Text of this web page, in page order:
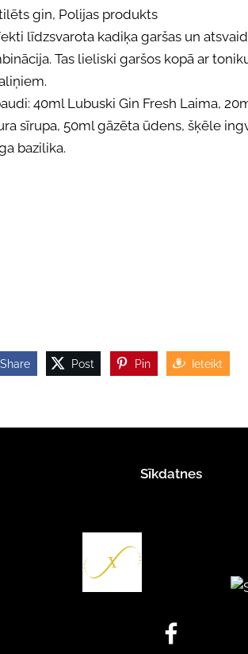
gin, Polijas produkts
līdzsvarota kadiķa garšas un
Tas lieliski garšos kopā ar
40ml Lubuski Gin Fresh Laima,
sīrupa, 50ml gāzēta ūdens, šķēle
bazilika.
Share Post Pin Ieteikt
Sīkdatnes